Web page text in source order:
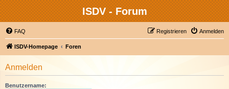
ISDV - Forum
FAQ Anmelden
Registrieren
ISDV-Homepage Foren
Anmelden
Benutzername: